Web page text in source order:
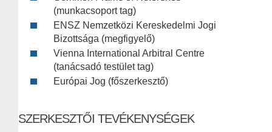
(munkacsoport tag)
ENSZ Nemzetközi Kereskedelmi Jogi
Bizottsága (megfigyelő)
Vienna International Arbitral Centre
(tanácsadó testület tag)
Európai Jog (főszerkesztő)
SZERKESZTŐI TEVÉKENYSÉGEK